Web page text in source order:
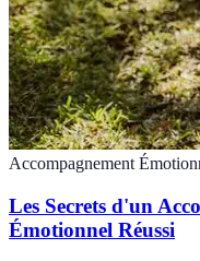
Accompagnement
Les Secrets d'un
Émotionnel Réussi